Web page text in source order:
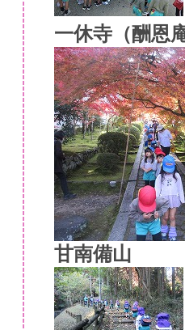
一休寺（酬恩
甘南備山